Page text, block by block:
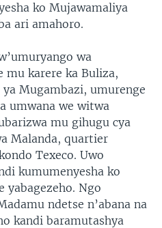
ko Mujawamaliya
ari amahoro.
wa
mu karere ka Buliza,
Mugambazi, umurenge
umwana we witwa
mu gihugu cya
Malanda, quartier
Texeco. Uwo
kumumenyesha ko
yabagezeho. Ngo
ndetse n’abana na
kandi baramutashya